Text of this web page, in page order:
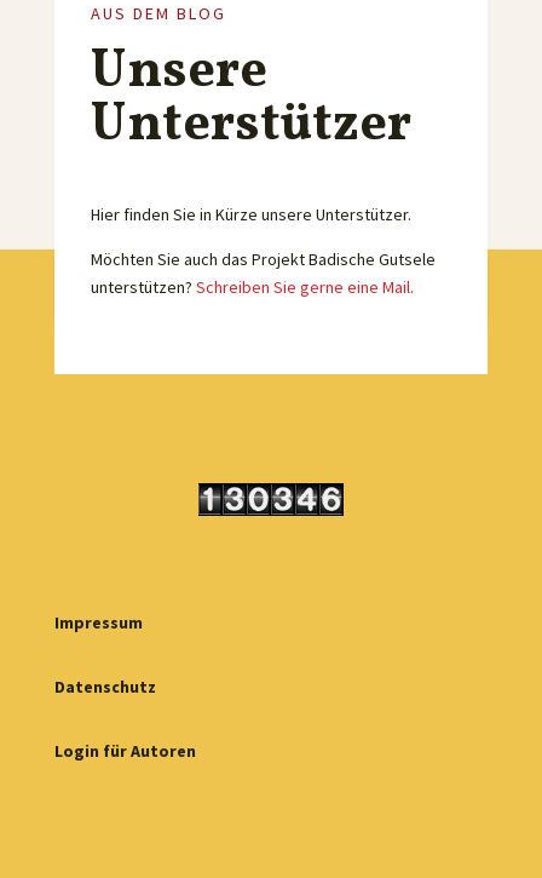
AUS DEM BLOG
Unsere
Unterstützer
Hier finden Sie in Kürze unsere Unterstützer.
Möchten Sie auch das Projekt Badische Gutsele
unterstützen? Schreiben Sie gerne eine Mail.
Impressum
Datenschutz
Login für Autoren